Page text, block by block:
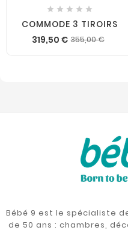
    
COMMODE 3 TIROIRS
319,50 € 355,00 €
Bébé 9 est le spécialiste
de 50 ans : chambres,